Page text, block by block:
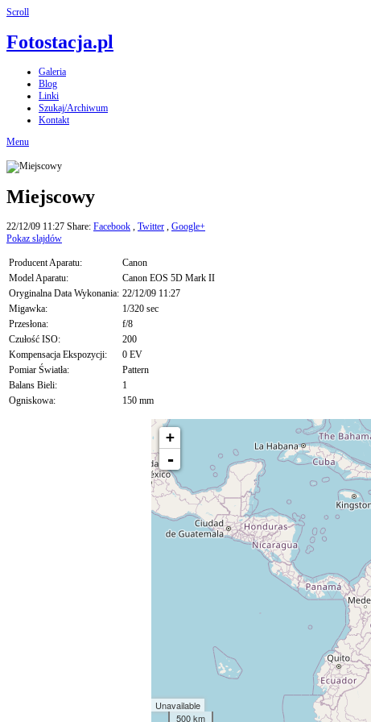
Scroll
Fotostacja.pl
Galeria
Blog
Linki
Szukaj/Archiwum
Kontakt
Menu
Miejscowy
22/12/09 11:27 Share: Facebook , Twitter , Google+
Pokaz slajdów
Producent Aparatu:
Canon
Model Aparatu:
Canon EOS 5D Mark II
Oryginalna Data Wykonania: 22/12/09 11:27
Migawka:
1/320 sec
Przesłona:
f/8
Czułość ISO:
200
Kompensacja Ekspozycji:
0 EV
Pomiar Światła:
Pattern
Balans Bieli:
1
Ogniskowa:
150 mm
+
-
Unavailable
500 km